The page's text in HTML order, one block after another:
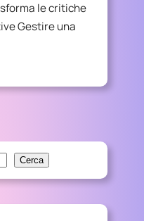
le critiche
Gestire una
Cerca